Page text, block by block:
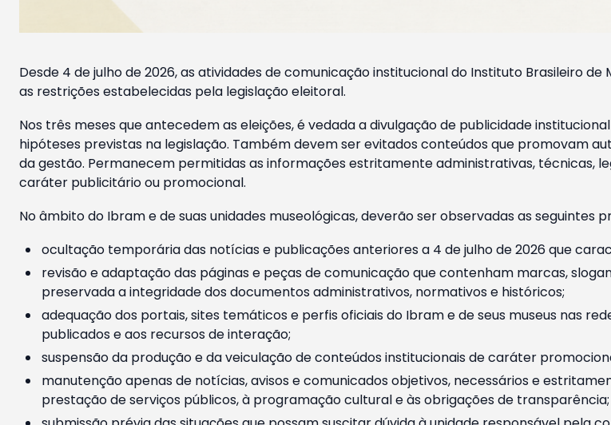
Desde 4 de julho de 2026, as atividades de comunicação institucional do Instituto Brasileiro
as restrições estabelecidas pela legislação eleitoral.
Nos três meses que antecedem as eleições, é vedada a divulgação de publicidade
hipóteses previstas na legislação. Também devem ser evitados conteúdos que promovam
da gestão. Permanecem permitidas as informações estritamente administrativas, técnicas,
caráter publicitário ou promocional.
No âmbito do Ibram e de suas unidades museológicas, deverão ser observadas as seguintes
ocultação temporária das notícias e publicações anteriores a 4 de julho de 2026 que
revisão e adaptação das páginas e peças de comunicação que contenham marcas,
preservada a integridade dos documentos administrativos, normativos e históricos;
adequação dos portais, sites temáticos e perfis oficiais do Ibram e de seus museus nas
publicados e aos recursos de interação;
suspensão da produção e da veiculação de conteúdos institucionais de caráter
manutenção apenas de notícias, avisos e comunicados objetivos, necessários e
prestação de serviços públicos, à programação cultural e às obrigações de transparência;